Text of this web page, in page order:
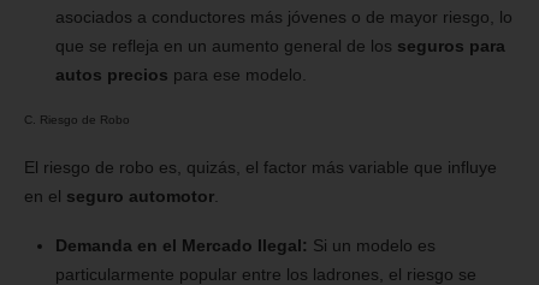
asociados a conductores más jóvenes o de mayor riesgo, lo
que se refleja en un aumento general de los seguros para
autos precios para ese modelo.
C. Riesgo de Robo
El riesgo de robo es, quizás, el factor más variable que influye
en el seguro automotor
Demanda en el Mercado Ilegal: Si un modelo es
particularmente popular entre los ladrones, el riesgo se